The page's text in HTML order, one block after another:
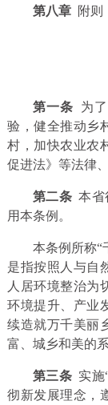
第八章附则
第一条
为
验，健全推动乡
村，加快农业农
促进法》等法律
第二条 本省
用本条例。
本条例所称“
是指按照人与自
人居环境整治为
环境提升、产业
续造就万千美丽
富、城乡和美的
第三条 实施
彻新发展理念，